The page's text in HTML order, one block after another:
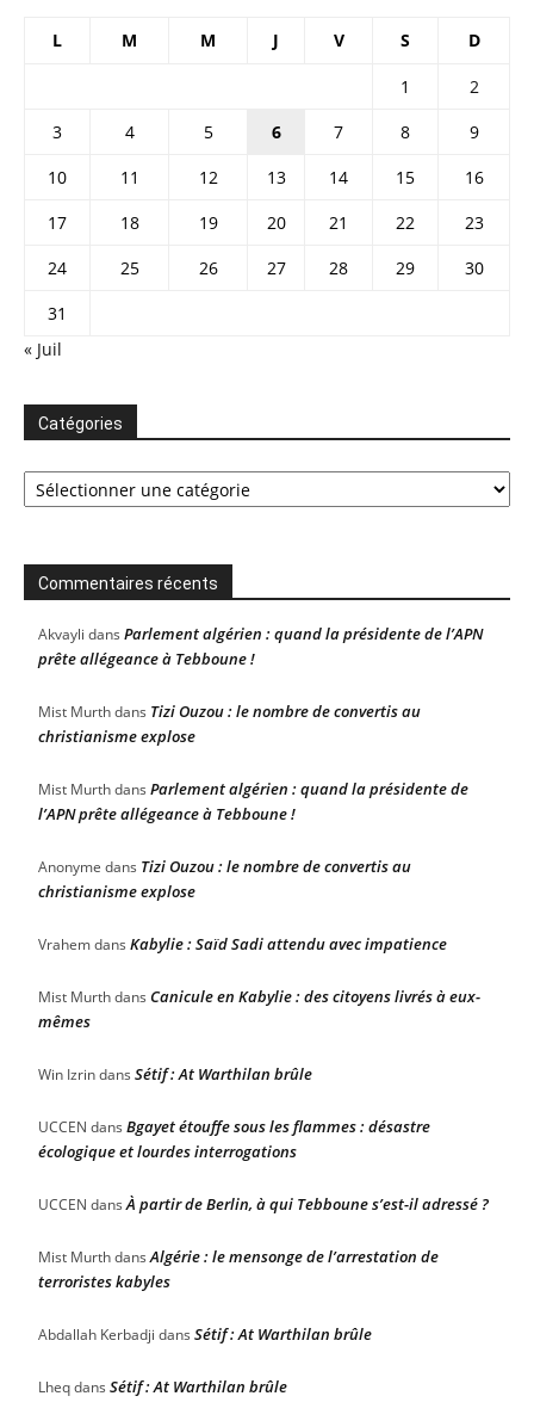
L M M J V S D
1
2
3
4 5 6 7 8
9
10
11 12 13 14 15
16
17
18 19 20 21 22
23
24
25 26 27 28 29
30
31
« Juil
Catégories
Catégories
Commentaires récents
Akvayli dans Parlement algérien : quand la présidente de l’APN
prête allégeance à Tebboune !
Mist Murthdans Tizi Ouzou : le nombre de convertis au
christianisme explose
Mist Murthdans Parlement algérien : quand la présidente de
l’APN prête allégeance à Tebboune !
Anonyme dans Tizi Ouzou : le nombre de convertis au
christianisme explose
Vrahemdans Kabylie : Saïd Sadi attendu avec impatience
Mist Murthdans Canicule en Kabylie : des citoyens livrés à eux-
mêmes
Win Izrindans Sétif : At Warthilan brûle
UCCEN dans Bgayet étouffe sous les flammes : désastre
écologique et lourdes interrogations
UCCEN dansÀ partir de Berlin, à qui Tebboune s’est-il adressé ?
Mist MurthdansAlgérie : le mensonge de l’arrestation de
terroristes kabyles
Abdallah Kerbadji dans Sétif : At Warthilan brûle
Lheqdans Sétif : At Warthilan brûle